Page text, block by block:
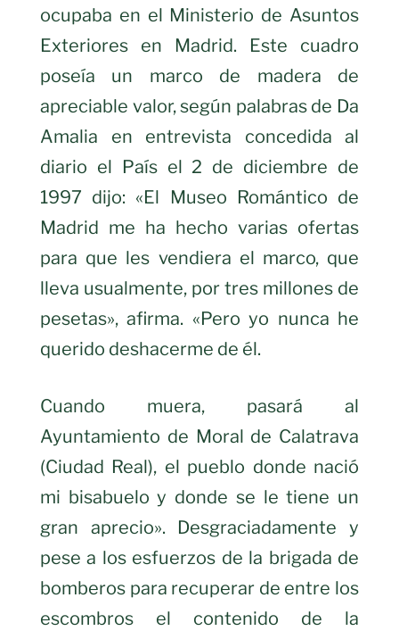
ocupaba en el Ministerio de Asuntos
Exteriores en Madrid. Este cuadro
poseía un marco de madera de
apreciable valor, según palabras de Da
Amalia en entrevista concedida al
diario el País el 2 de diciembre de
1997 dijo: «El Museo Romántico de
Madrid me ha hecho varias ofertas
para que les vendiera el marco, que
lleva usualmente, por tres millones de
pesetas», afirma. «Pero yo nunca he
querido deshacerme de él.
Cuando muera, pasará al
Ayuntamiento de Moral de Calatrava
(Ciudad Real), el pueblo donde nació
mi bisabuelo y donde se le tiene un
gran aprecio». Desgraciadamente y
pese a los esfuerzos de la brigada de
bomberos para recuperar de entre los
escombros el contenido de la